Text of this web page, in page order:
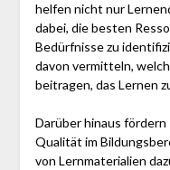
helfen nicht nur
dabei, die besten
Bedürfnisse zu
davon vermitteln,
beitragen, das Lernen
Darüber hinaus fördern
Qualität im
von Lernmaterialien